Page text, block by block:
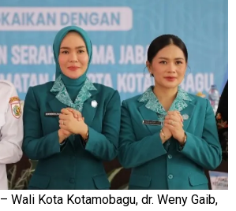
– Wali Kota Kotamobagu, dr. Weny Gaib,